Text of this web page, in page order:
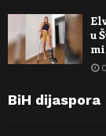
u
BiH dijaspora